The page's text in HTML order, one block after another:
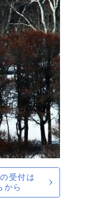
受付は
から